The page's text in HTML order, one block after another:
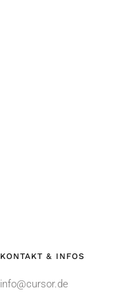
KONTAKT & INFOS
info@cursor.de